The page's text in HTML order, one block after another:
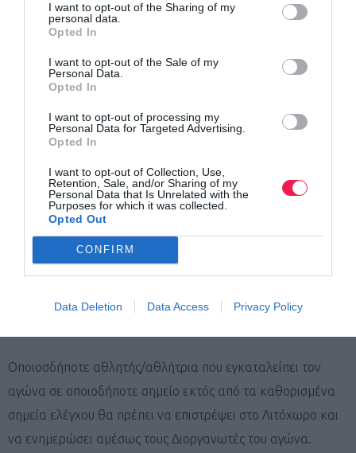
I want to opt-out of the Sharing of my
personal data.
Opted In
I want to opt-out of the Sale of my
Personal Data.
Opted In
I want to opt-out of processing my
Personal Data for Targeted Advertising.
Opted In
I want to opt-out of Collection, Use,
Retention, Sale, and/or Sharing of my
Personal Data that Is Unrelated with the
Purposes for which it was collected.
Opted Out
CONFIRM
Data Deletion Data Access Privacy Policy
Σε περίπτωση εγκατάλειψης στο σταθμό «Μύλοι, οι αθλητές
θα ενημερωθούν από την «σκούπα» και τον υπεύθυνο του
σταθμού και θα πρέπει να μετακινηθούν με τα πόδια,
εφόσον ο σταθμός βρίσκεται σε απόσταση 1,5χλμ από το
Σε περίπτωση εγκατάλειψης στην Καστάνα, οι αθλητές
πρέπει να μετακινηθούν με τα πόδια μόνοι τους μέχρι το
Λιτόχωρο, ακολουθώντας τη διαδρομή του αγώνα.
αγώνα μπορεί να χρειαστεί να περιμένουν κάποιο χρονικό
διάστημα μέχρι να τους παραλάβει το όχημα της
διοργάνωσης από τα καθορισμένα σημεία περισυλλογής
Οποιοσδήποτε αθλητής/αθλήτρια που εγκαταλείπει τον
αγώνα σε οποιοδήποτε σημείο εκτός από τα καθορισμένα
σημεία ελέγχου θα πρέπει να επιστρέψει στο Λιτόχωρο και
να ενημερώσει αμέσως τους Διοργανωτές του αγώνα.